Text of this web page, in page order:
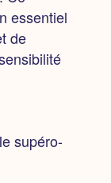
essentiel
de
supéro-